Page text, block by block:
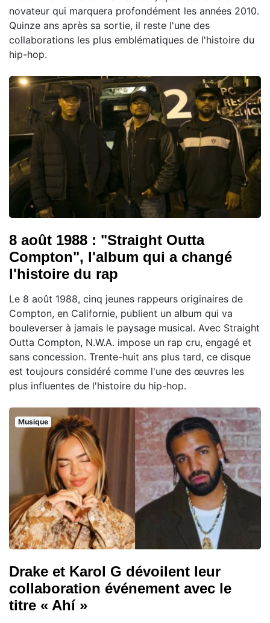
novateur qui marquera profondément les années 2010.
Quinze ans après sa sortie, il reste l'une des
collaborations les plus emblématiques de l'histoire du
hip-hop.
8 août 1988 : "Straight Outta
Compton", l'album qui a changé
l'histoire du rap
Le 8 août 1988, cinq jeunes rappeurs originaires de
Compton, en Californie, publient un album qui va
bouleverser à jamais le paysage musical. Avec Straight
Outta Compton, N.W.A. impose un rap cru, engagé et
sans concession. Trente-huit ans plus tard, ce disque
est toujours considéré comme l'une des œuvres les
plus influentes de l'histoire du hip-hop.
Musique
Drake et Karol G dévoilent leur
collaboration événement avec le
titre « Ahí »